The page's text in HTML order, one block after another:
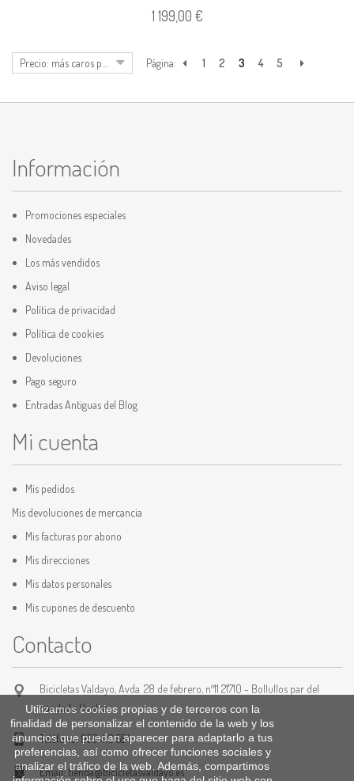
Utilizamos cookies propias y de terceros con la
finalidad de personalizar el contenido de la web y los
anuncios que puedan aparecer para adaptarlo a tus
preferencias, así como ofrecer funciones sociales y
analizar el tráfico de la web. Además, compartimos
1 199,00 €
Precio: más caros primero Página: 1 2 3 4 5
Información
Promociones especiales
Novedades
Los más vendidos
Aviso legal
Política de privacidad
Política de cookies
Devoluciones
Pago seguro
Entradas Antiguas del Blog
Mi cuenta
Mis pedidos
Mis devoluciones de mercancia
Mis facturas por abono
Mis direcciones
Mis datos personales
Mis cupones de descuento
Contacto
Bicicletas Valdayo, Avda. 28 de febrero, nº11 21710 - Bollullos par del
condado Huelva
Teléfono: 959 410 554
Email:tienda@bicicletasvaldayo.es